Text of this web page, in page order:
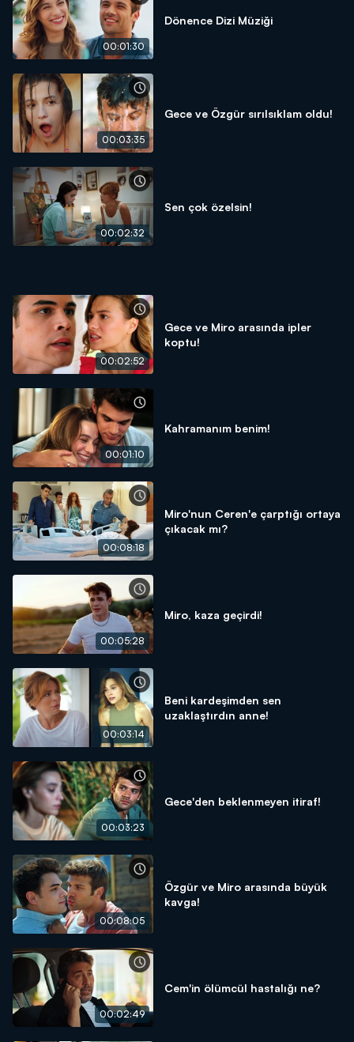
00:01:30
Dönence Dizi Müziği
00:03:35
Gece ve Özgür sırılsıklam oldu!
00:02:32
Sen çok özelsin!
00:02:52
Gece ve Miro arasında ipler
koptu!
00:01:10
Kahramanım benim!
00:08:18
Miro'nun Ceren'e çarptığı ortaya
çıkacak mı?
00:05:28
Miro, kaza geçirdi!
00:03:14
Beni kardeşimden sen
uzaklaştırdın anne!
00:03:23
Gece'den beklenmeyen itiraf!
00:08:05
Özgür ve Miro arasında büyük
kavga!
00:02:49
Cem'in ölümcül hastalığı ne?